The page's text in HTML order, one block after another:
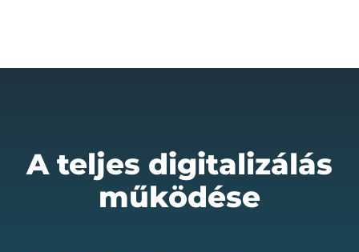
A teljes digitalizálás
működése